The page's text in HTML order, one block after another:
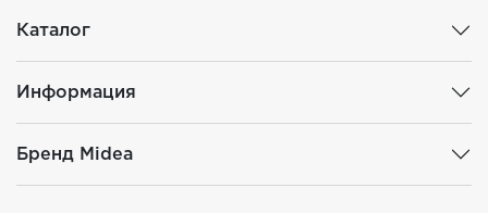
Каталог
Информация
Бренд Midea